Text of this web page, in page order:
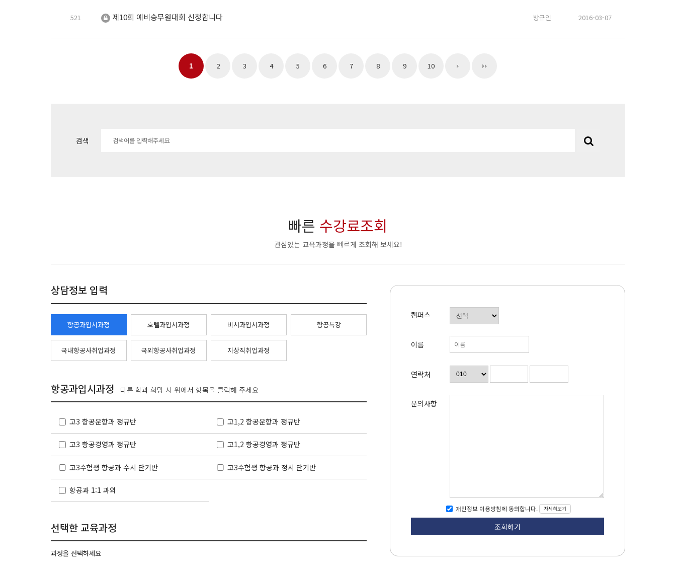
521 제10회 예비승무원대회 신청합니다 방규인 2016-03-07
1 2 3 4 5 6 7 8 9 10
다음
검색
빠른 수강료조회
관심있는 교육과정을 빠르게 조회해 보세요!
상담정보 입력
항공과입시과정 호텔과입시과정 비서과입시과정 항공특강
국내항공사취업과정 국외항공사취업과정 지상직취업과정
항공과입시과정 다른 학과 희망 시 위에서 항목을 클릭해 주세요
고3 항공운항과 정규반 고1,2 항공운항과 정규반
고3 항공경영과 정규반 고1,2 항공경영과 정규반
고3수험생 항공과 수시 단기반 고3수험생 항공과 정시 단기반
항공과 1:1 과외
선택한 교육과정
과정을 선택하세요
캠퍼스
이름
연락처
문의사항
개인정보 이용방침에 동의합니다. 자세히보기